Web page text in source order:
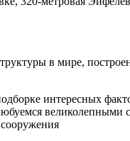
в мире,
интересных